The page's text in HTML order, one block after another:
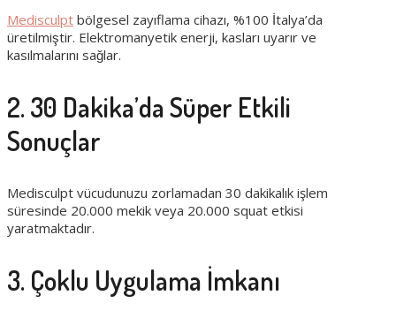
Medisculpt bölgesel zayıflama cihazı, %100 İtalya’da
üretilmiştir. Elektromanyetik enerji, kasları uyarır ve
kasılmalarını sağlar.
2. 30 Dakika’da Süper Etkili
Sonuçlar
Medisculpt vücudunuzu zorlamadan 30 dakikalık işlem
süresinde 20.000 mekik veya 20.000 squat etkisi
yaratmaktadır.
3. Çoklu Uygulama İmkanı